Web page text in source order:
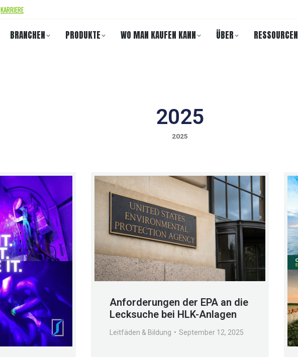
KARRIERE
BRANCHEN PRODUKTE WO MAN KAUFEN KANN ÜBER RESSOURCEN
2025
2025
Anforderungen der EPA an die
Lecksuche bei HLK-Anlagen
Leitfäden & Bildung September 12, 2025